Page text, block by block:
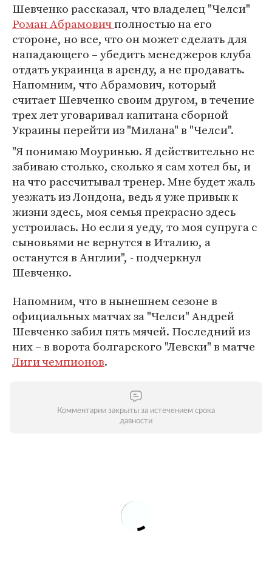
Шевченко рассказал, что владелец "Челси"
Роман Абрамовичполностью на его
стороне, но все, что он может сделать для
нападающего – убедить менеджеров клуба
отдать украинца в аренду, а не продавать.
Напомним, что Абрамович, который
считает Шевченко своим другом, в течение
трех лет уговаривал капитана сборной
Украины перейти из "Милана" в "Челси".
"Я понимаю Моуринью. Я действительно не
забиваю столько, сколько я сам хотел бы, и
на что рассчитывал тренер. Мне будет жаль
уезжать из Лондона, ведь я уже привык к
жизни здесь, моя семья прекрасно здесь
устроилась. Но если я уеду, то моя супруга с
сыновьями не вернутся в Италию, а
останутся в Англии", - подчеркнул
Шевченко.
Напомним, что в нынешнем сезоне в
официальных матчах за "Челси" Андрей
Шевченко забил пять мячей. Последний из
них – в ворота болгарского "Левски" в матче
Лиги чемпионов.
Комментарии закрыты за истечением срока
давности